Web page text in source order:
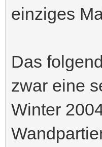
einziges
Das
zwar eine
Winter